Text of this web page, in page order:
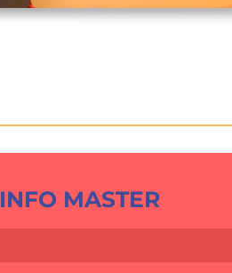
INFO MASTER